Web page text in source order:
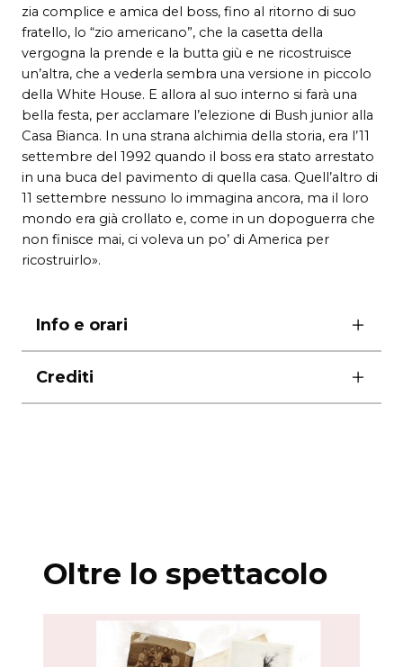
zia complice e amica del boss, fino al ritorno di suo
fratello, lo “zio americano”, che la casetta della
vergogna la prende e la butta giù e ne ricostruisce
un’altra, che a vederla sembra una versione in piccolo
della White House. E allora al suo interno si farà una
bella festa, per acclamare l’elezione di Bush junior alla
Casa Bianca. In una strana alchimia della storia, era l’11
settembre del 1992 quando il boss era stato arrestato
in una buca del pavimento di quella casa. Quell’altro di
11 settembre nessuno lo immagina ancora, ma il loro
mondo era già crollato e, come in un dopoguerra che
non finisce mai, ci voleva un po’ di America per
ricostruirlo».
Info e orari
ore 20.00
domenica ore 17.00
durata 1 ora e 15′
Crediti
Oltre lo spettacolo